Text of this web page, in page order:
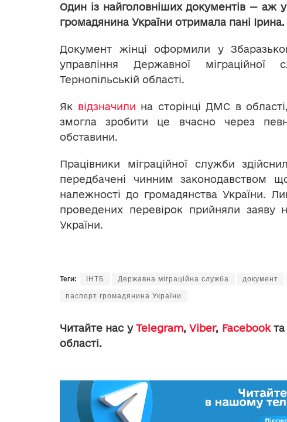
Один із найголовніших документів — аж
громадянина України отримала пані Ірина.
Документ жінці оформили у
управління Державної міграційної
Тернопільській області.
Як відзначили на сторінці ДМС в
змогла зробити це вчасно через
обставини.
Працівники міграційної служби
передбачені чинним законодавством
належності до громадянства України.
проведених перевірок прийняли
України.
Теги: ІНТБ Державна міграційна служба документ
паспорт громадянина України
Читайте нас уTelegram,Viber, Facebookта
області.